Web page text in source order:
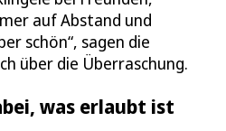
auf Abstand und
schön“, sagen die
über die Überraschung.
was erlaubt ist